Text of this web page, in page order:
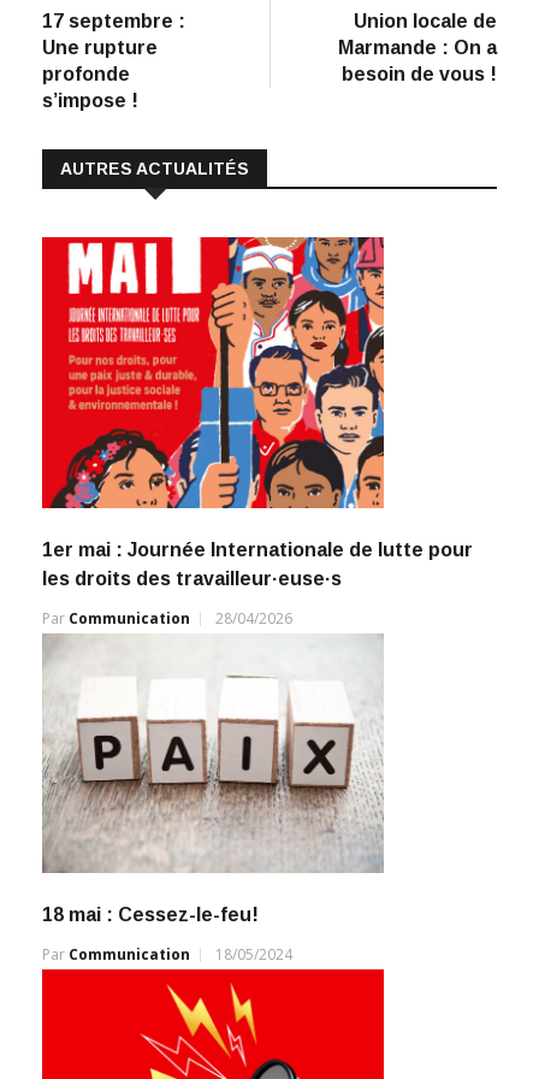
b
o
o
k
e
p
y
Li
de
l’article
précédent
17 septembre :
Une rupture
profonde
s’impose !
:
Union locale de
Marmande : On a
besoin de vous !
AUTRES ACTUALITÉS
1er mai : Journée Internationale de lutte pour
les droits des travailleur·euse·s
Par Communication 28/04/2026
18 mai : Cessez-le-feu!
Par Communication 18/05/2024